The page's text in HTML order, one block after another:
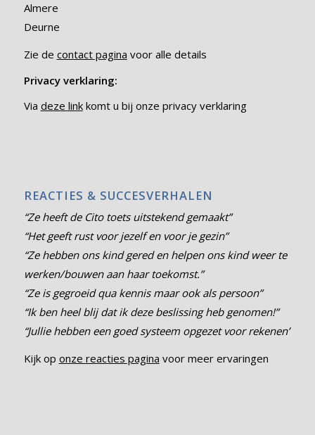
Almere
Deurne
Zie de contact pagina voor alle details
Privacy verklaring:
Via deze linkkomt u bij onze privacy verklaring
REACTIES & SUCCESVERHALEN
“Ze heeft de Cito toets uitstekend gemaakt”
“Het geeft rust voor jezelf en voor je gezin”
“Ze hebben ons kind gered en helpen ons kind weer te
werken/bouwen aan haar toekomst.”
“Ze is gegroeid qua kennis maar ook als persoon”
“Ik ben heel blij dat ik deze beslissing heb genomen!”
“Jullie hebben een goed systeem opgezet voor rekenen”
Kijk op onze reacties pagina voor meer ervaringen